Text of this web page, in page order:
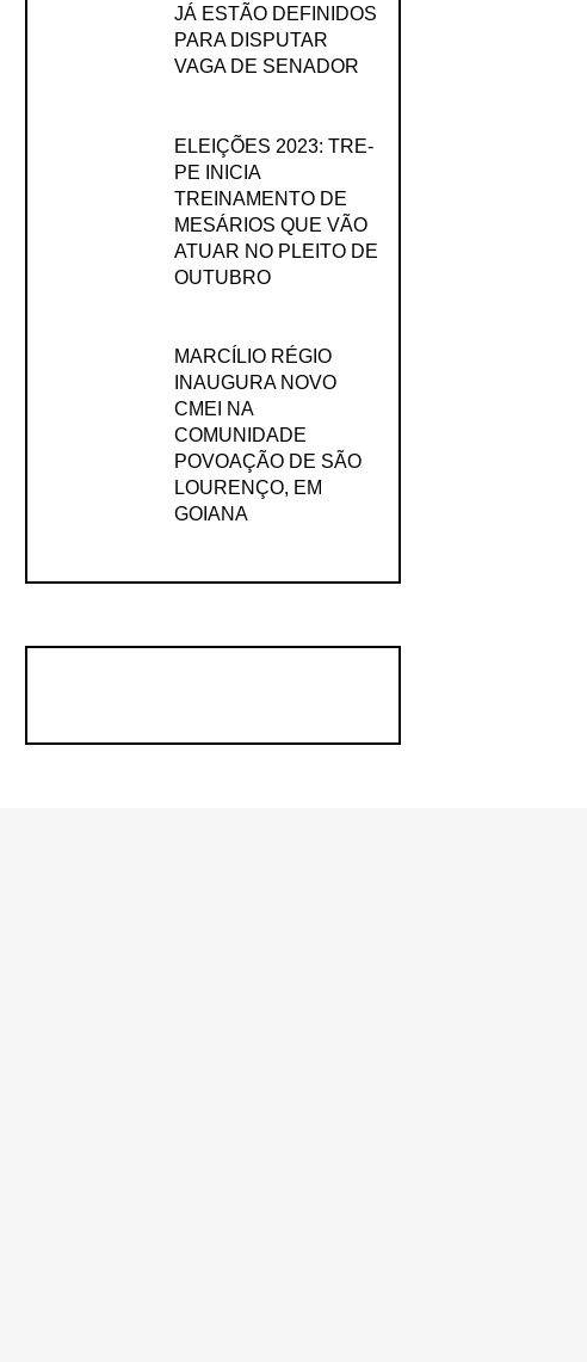
JÁ ESTÃO DEFINIDOS
PARA DISPUTAR
VAGA DE SENADOR
ELEIÇÕES 2023: TRE-
PE INICIA
TREINAMENTO DE
MESÁRIOS QUE VÃO
ATUAR NO PLEITO DE
OUTUBRO
MARCÍLIO RÉGIO
INAUGURA NOVO
CMEI NA
COMUNIDADE
POVOAÇÃO DE SÃO
LOURENÇO, EM
GOIANA